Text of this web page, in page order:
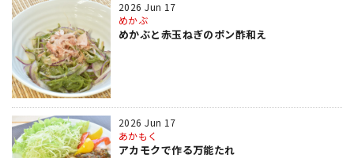
2026 Jun 17
めかぶ
めかぶと赤玉ねぎのポン酢和え
2026 Jun 17
あかもく
アカモクで作る万能たれ